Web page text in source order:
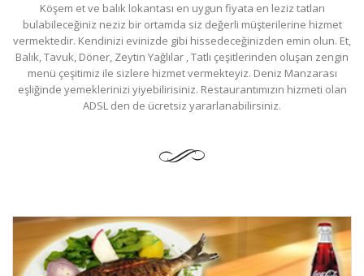
Köşem et ve balık lokantası en uygun fiyata en leziz tatları
bulabileceğiniz neziz bir ortamda siz değerli müşterilerine hizmet
vermektedir. Kendinizi evinizde gibi hissedeceğinizden emin olun. Et,
Balık, Tavuk, Döner, Zeytin Yağlılar , Tatlı çeşitlerinden oluşan zengin
menü çeşitimiz ile sizlere hizmet vermekteyiz. Deniz Manzarası
eşliğinde yemeklerinizi yiyebilirisiniz. Restaurantımızın hizmeti olan
ADSL den de ücretsiz yararlanabilirsiniz.